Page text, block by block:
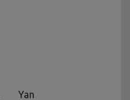
Yan